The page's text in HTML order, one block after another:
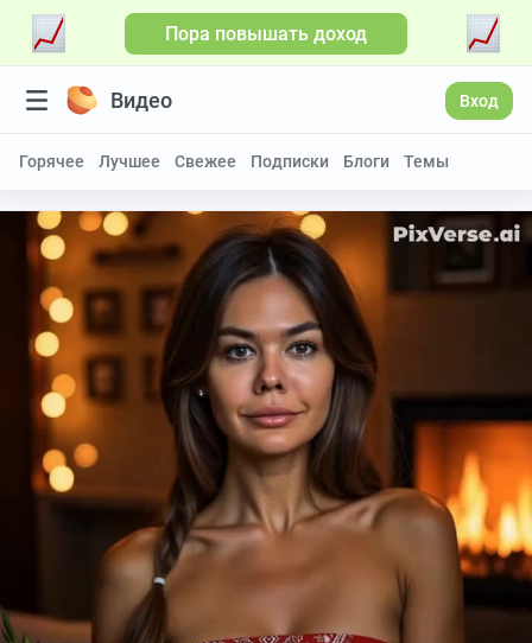
Пора повышать доход
Видео Вход
Горячее Лучшее Свежее Подписки Блоги Темы